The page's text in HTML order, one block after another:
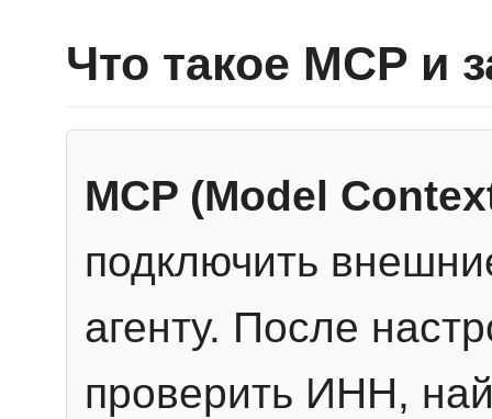
Что такое MCP и
MCP (Model
подключить
агенту. После
проверить ИНН,